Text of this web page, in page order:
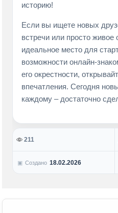
историю!
Если вы ищете новых
встречи или просто
идеальное место для
возможности онлайн-
его окрестности,
впечатления. Сегодня
каждому – достаточно
211
Создано 18.02.2026